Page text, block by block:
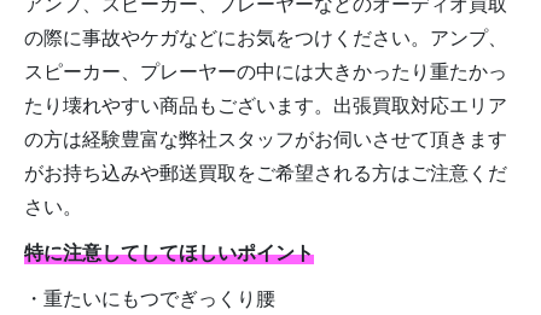
の際に事故やケガなどにお気をつけください。アンプ、
スピーカー、プレーヤーの中には大きかったり重たかっ
たり壊れやすい商品もございます。出張買取対応エリア
の方は経験豊富な弊社スタッフがお伺いさせて頂きます
がお持ち込みや郵送買取をご希望される方はご注意くだ
さい。
特に注意してしてほしいポイント
・重たいにもつでぎっくり腰